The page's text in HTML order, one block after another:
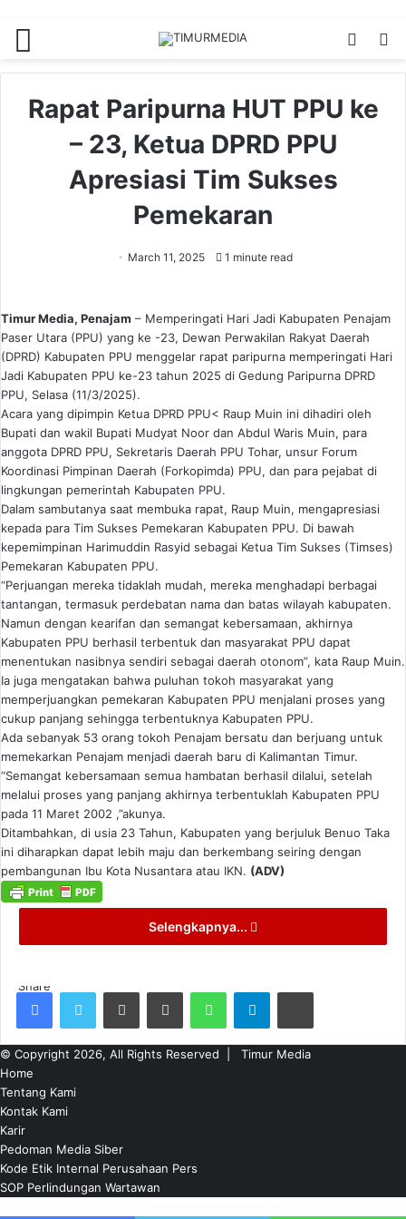
Switch
Rapat Paripurna HUT PPU ke
– 23, Ketua DPRD PPU
Apresiasi Tim Sukses
Pemekaran
March 11, 2025 1 minute read
Timur Media, Penajam – Memperingati Hari Jadi Kabupaten Penajam
Paser Utara (PPU) yang ke -23, Dewan Perwakilan Rakyat Daerah
(DPRD) Kabupaten PPU menggelar rapat paripurna memperingati Hari
Jadi Kabupaten PPU ke-23 tahun 2025 di Gedung Paripurna DPRD
PPU, Selasa (11/3/2025).
Acara yang dipimpin Ketua DPRD PPU< Raup Muin ini dihadiri oleh
Bupati dan wakil Bupati Mudyat Noor dan Abdul Waris Muin, para
anggota DPRD PPU, Sekretaris Daerah PPU Tohar, unsur Forum
Koordinasi Pimpinan Daerah (Forkopimda) PPU, dan para pejabat di
lingkungan pemerintah Kabupaten PPU.
Dalam sambutanya saat membuka rapat, Raup Muin, mengapresiasi
kepada para Tim Sukses Pemekaran Kabupaten PPU. Di bawah
kepemimpinan Harimuddin Rasyid sebagai Ketua Tim Sukses (Timses)
Pemekaran Kabupaten PPU.
“Perjuangan mereka tidaklah mudah, mereka menghadapi berbagai
tantangan, termasuk perdebatan nama dan batas wilayah kabupaten.
Namun dengan kearifan dan semangat kebersamaan, akhirnya
Kabupaten PPU berhasil terbentuk dan masyarakat PPU dapat
menentukan nasibnya sendiri sebagai daerah otonom”, kata Raup Muin.
Ia juga mengatakan bahwa puluhan tokoh masyarakat yang
memperjuangkan pemekaran Kabupaten PPU menjalani proses yang
cukup panjang sehingga terbentuknya Kabupaten PPU.
Ada sebanyak 53 orang tokoh Penajam bersatu dan berjuang untuk
memekarkan Penajam menjadi daerah baru di Kalimantan Timur.
“Semangat kebersamaan semua hambatan berhasil dilalui, setelah
melalui proses yang panjang akhirnya terbentuklah Kabupaten PPU
pada 11 Maret 2002 ,”akunya.
Ditambahkan, di usia 23 Tahun, Kabupaten yang berjuluk Benuo Taka
ini diharapkan dapat lebih maju dan berkembang seiring dengan
pembangunan Ibu Kota Nusantara atau IKN. (ADV)
Selengkapnya...
ShareFacebookTwitter LinkedInPinterestWhatsAppTelegramPrint
© Copyright 2026, All Rights Reserved |
Timur Media
Home
Tentang Kami
Kontak Kami
Karir
Pedoman Media Siber
Kode Etik Internal Perusahaan Pers
SOP Perlindungan Wartawan